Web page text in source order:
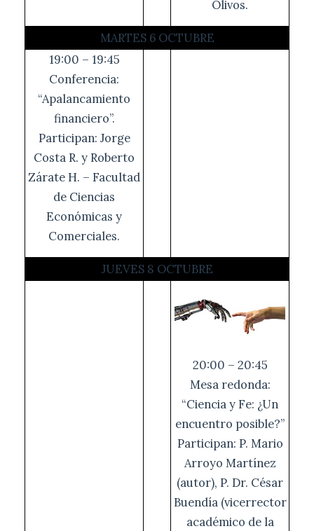
Olivos.
MARTES 6 OCTUBRE
19:00 – 19:45
Conferencia:
“Apalancamiento
financiero”.
Participan: Jorge
Costa R. y Roberto
Zárate H. – Facultad
de Ciencias
Económicas y
Comerciales.
JUEVES 8 OCTUBRE
20:00 – 20:45
Mesa redonda:
“Ciencia y Fe: ¿Un
encuentro posible?”
Participan: P. Mario
Arroyo Martínez
(autor), P. Dr. César
Buendía (vicerrector
académico de la